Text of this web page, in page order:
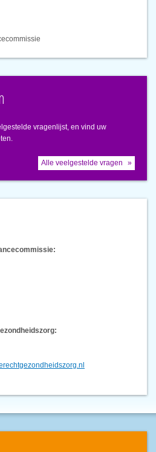
vragenlijst, en vind uw
Alle veelgestelde vragen